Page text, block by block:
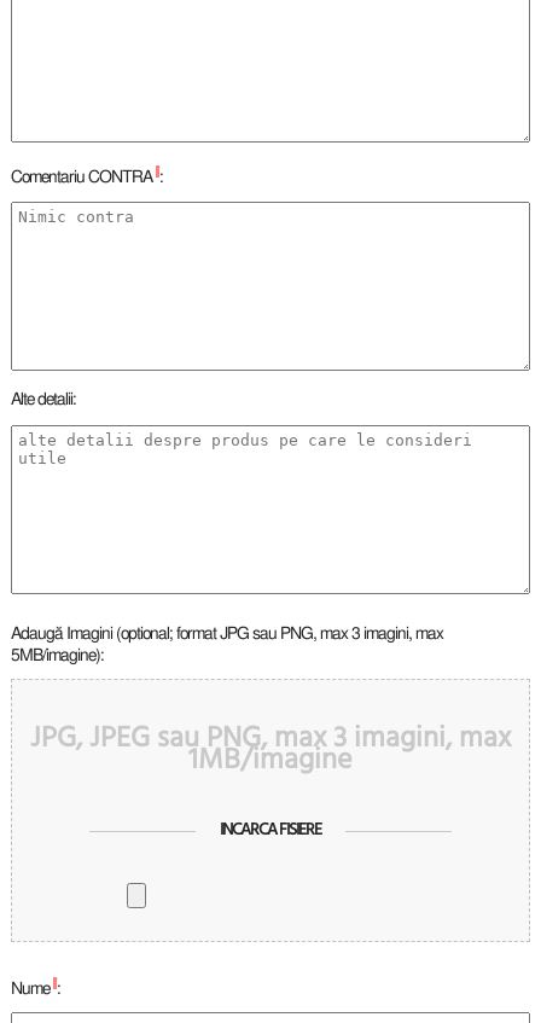
Comentariu CONTRA :
Alte detalii:
Adaugă Imagini (optional; format JPG sau PNG, max 3 imagini, max
5MB/imagine):
JPG, JPEG sau PNG, max 3 imagini, max
1MB/imagine
INCARCA FISIERE
Nume :